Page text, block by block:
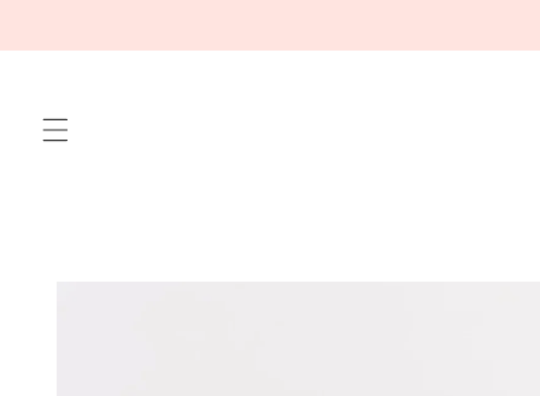
content